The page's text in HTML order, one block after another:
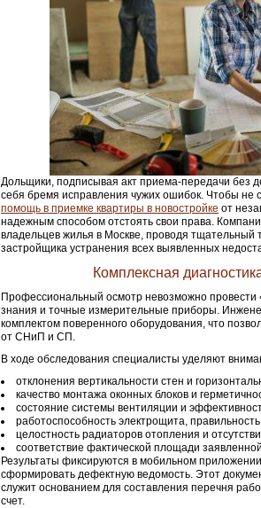
Дольщики, подписывая акт приема-передачи без
себя бремя исправления чужих ошибок. Чтобы не
помощь в приемке квартиры в новостройке от
надежным способом отстоять свои права.
владельцев жилья в Москве, проводя тщательный
застройщика устранения всех выявленных
Комплексная
Профессиональный осмотр невозможно
знания и точные измерительные приборы.
комплектом поверенного оборудования, что
от СНиП и СП.
В ходе обследования специалисты уделяют
отклонения вертикальности стен и
качество монтажа оконных блоков и
состояние системы вентиляции и
работоспособность электрощита,
целостность радиаторов отопления и
соответствие фактической площади
Результаты фиксируются в мобильном
сформировать дефектную ведомость. Этот
служит основанием для составления перечня
счет.